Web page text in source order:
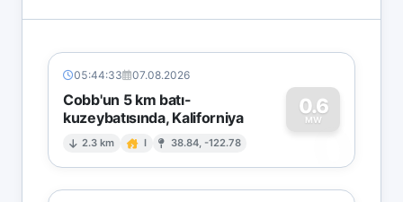
05:44:33 07.08.2026
Cobb'un 5 km batı-
kuzeybatısında, Kaliforniya
2.3 km I 38.84, -122.78
0.6
MW
0